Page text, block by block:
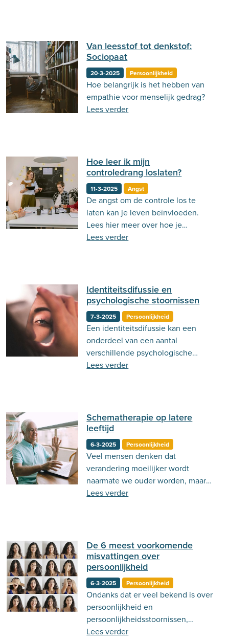
Van leesstof tot denkstof:
Sociopaat
20-3-2025 Persoonlijkheid
Hoe belangrijk is het hebben van
empathie voor menselijk gedrag?
Lees verder
Hoe leer ik mijn
controledrang loslaten?
11-3-2025 Angst
De angst om de controle los te
laten kan je leven beïnvloeden.
Lees hier meer over hoe je
controledrang kunt loslaten.
Lees verder
Identiteitsdifussie en
psychologische stoornissen
7-3-2025 Persoonlijkheid
Een identiteitsdifussie kan een
onderdeel van een aantal
verschillende psychologische
stoornissen. Lees hier meer over
Lees verder
Schematherapie op latere
leeftijd
6-3-2025 Persoonlijkheid
Veel mensen denken dat
verandering moeilijker wordt
naarmate we ouder worden, maar
onderzoek laat zien dat
Lees verder
De 6 meest voorkomende
misvattingen over
persoonlijkheid
6-3-2025 Persoonlijkheid
Ondanks dat er veel bekend is over
persoonlijkheid en
persoonlijkheidsstoornissen,
bestaan er toch nog misvattingen
Lees verder